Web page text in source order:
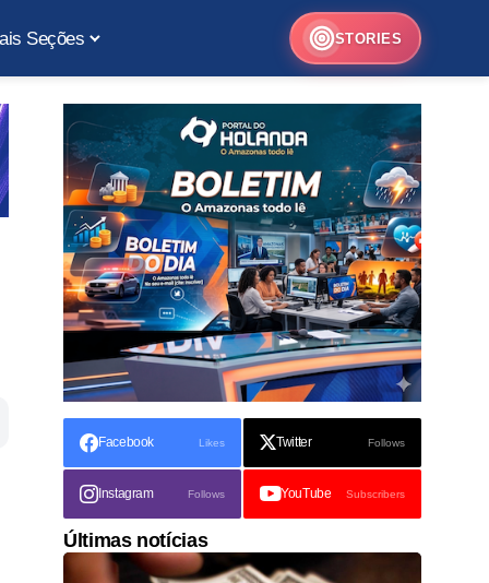
Seções STORIES
Facebook Likes Twitter Follows
Instagram Follows YouTube Subscribers
Últimas notícias